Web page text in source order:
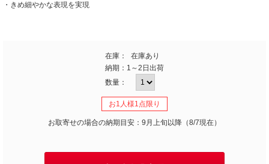
・きめ細やかな表現を実現
在庫：
在庫あり
納期： 1～2日出荷
数量：
お1人様1点限り
お取寄せの場合の納期目安：9月上旬以降（8/7現在）